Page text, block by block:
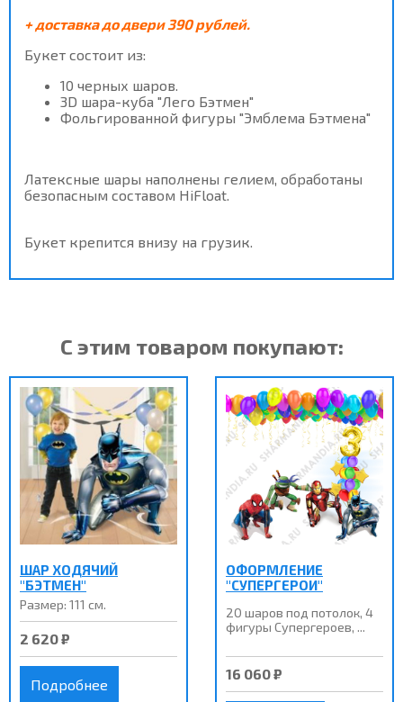
+ доставка до двери 390 рублей.
Букет состоит из:
10 черных шаров.
3D шара-куба "Лего Бэтмен"
Фольгированной фигуры "Эмблема Бэтмена"
Латексные шары наполнены гелием, обработаны
безопасным составом HiFloat.
Букет крепится внизу на грузик.
С этим товаром покупают:
ШАР ХОДЯЧИЙ
"БЭТМЕН"
Размер: 111 см.
2 620 ₽
Подробнее
ОФОРМЛЕНИЕ
"СУПЕРГЕРОИ"
20 шаров под потолок, 4
фигуры Супергероев, ...
16 060 ₽